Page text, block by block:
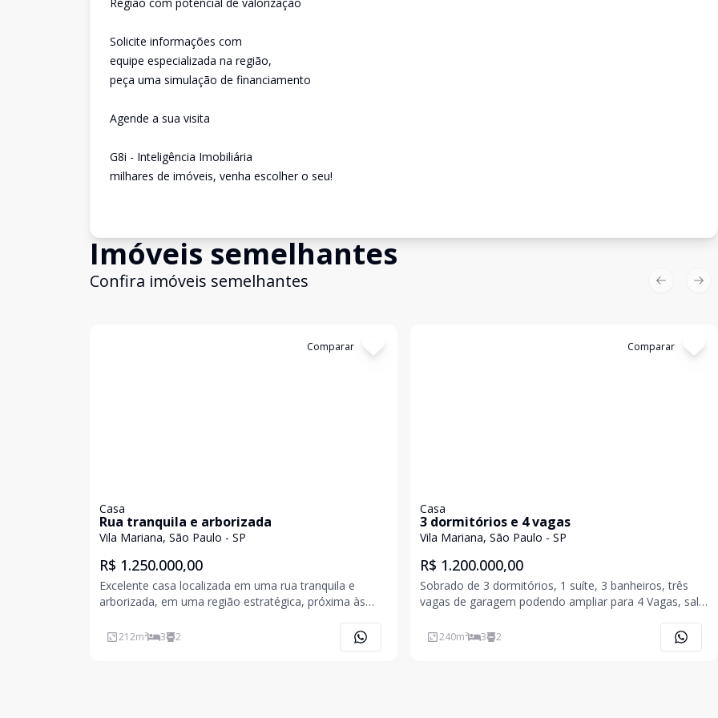
Solicite informações com
equipe especializada na região,
peça uma simulação de financiamento
Agende a sua visita
G8i - Inteligência Imobiliária
milhares de imóveis, venha escolher o seu!
Imóveis semelhantes
Confira imóveis semelhantes
Comparar
Casa
Rua tranquila e arborizada
Vila Mariana, São Paulo - SP
R$ 1.250.000,00
Excelente casa localizada em uma rua tranquila e
arborizada, em uma região estratégica, próxima às
localização oferece fácil acesso a uma ampla
infraestrutura de comércio, serviços e está cercada por
212m² 3 2
Comparar
Casa
3 dormitórios e 4 vagas
Vila Mariana, São Paulo - SP
R$ 1.200.000,00
Sobrado de 3 dormitórios, 1 suíte, 3 banheiros, três
vagas de garagem podendo ampliar para 4 Vagas, sala
entrada da residência e mais um quarto de empregada
240m² 3 2
Previous